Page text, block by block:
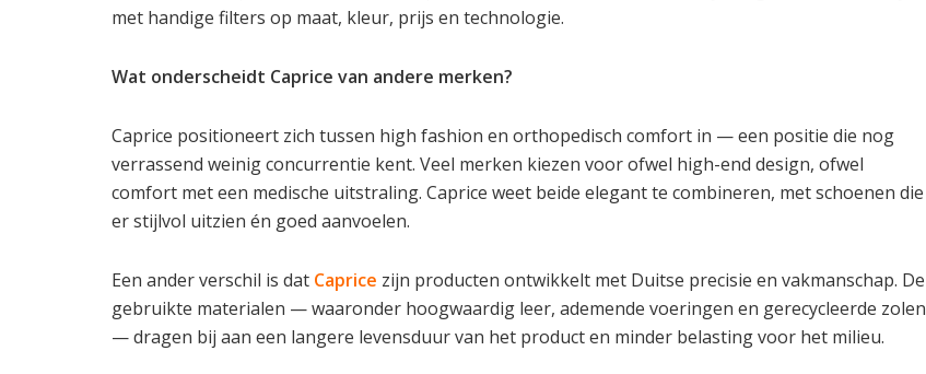
met handige filters op maat, kleur, prijs en technologie.
Wat onderscheidt Caprice van andere merken?
Caprice positioneert zich tussen high fashion en orthopedisch comfort in — een positie die nog
verrassend weinig concurrentie kent. Veel merken kiezen voor ofwel high-end design, ofwel
comfort met een medische uitstraling. Caprice weet beide elegant te combineren, met schoenen die
er stijlvol uitzien én goed aanvoelen.
Een ander verschil is dat Caprice zijn producten ontwikkelt met Duitse precisie en vakmanschap. De
gebruikte materialen — waaronder hoogwaardig leer, ademende voeringen en gerecycleerde zolen
— dragen bij aan een langere levensduur van het product en minder belasting voor het milieu.